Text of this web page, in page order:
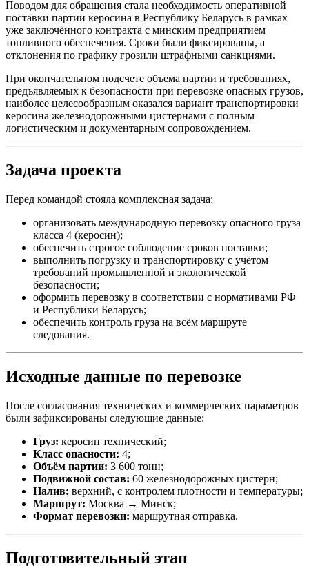
Поводом для обращения стала необходимость оперативной
поставки партии керосина в Республику Беларусь в рамках
уже заключённого контракта с минским предприятием
топливного обеспечения. Сроки были фиксированы, а
отклонения по графику грозили штрафными санкциями.
При окончательном подсчете объема партии и требованиях,
предъявляемых к безопасности при перевозке опасных грузов,
наиболее целесообразным оказался вариант транспортировки
керосина железнодорожными цистернами с полным
логистическим и документарным сопровождением.
Задача проекта
Перед командой стояла комплексная задача:
организовать международную перевозку опасного груза
класса 4 (керосин);
обеспечить строгое соблюдение сроков поставки;
выполнить погрузку и транспортировку с учётом
требований промышленной и экологической
безопасности;
оформить перевозку в соответствии с нормативами РФ
и Республики Беларусь;
обеспечить контроль груза на всём маршруте
следования.
Исходные данные по перевозке
После согласования технических и коммерческих параметров
были зафиксированы следующие данные:
Груз: керосин технический;
Класс опасности: 4;
Объём партии: 3 600 тонн;
Подвижной состав: 60 железнодорожных цистерн;
Налив: верхний, с контролем плотности и температуры;
Маршрут: Москва → Минск;
Формат перевозки: маршрутная отправка.
Подготовительный этап